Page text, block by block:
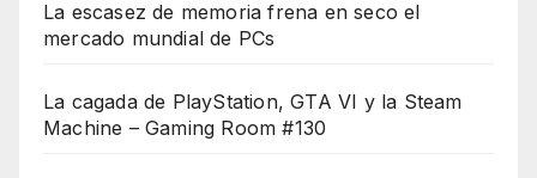
La escasez de memoria frena en seco el
mercado mundial de PCs
La cagada de PlayStation, GTA VI y la Steam
Machine – Gaming Room #130